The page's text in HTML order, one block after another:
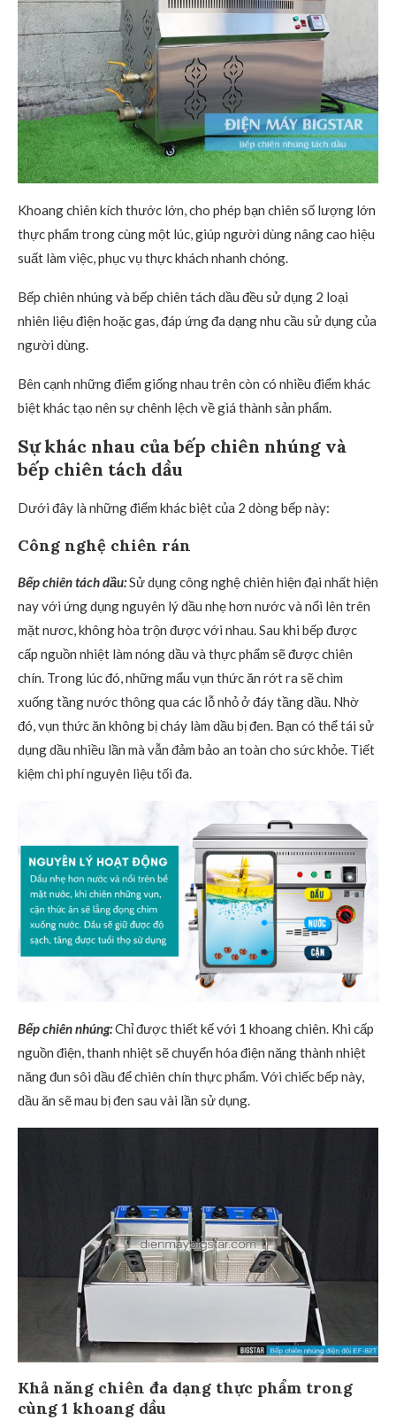
Khoang chiên kích thước lớn, cho phép bạn chiên số lượng lớn
thực phẩm trong cùng một lúc, giúp người dùng nâng cao hiệu
suất làm việc, phục vụ thực khách nhanh chóng.
Bếp chiên nhúng và bếp chiên tách dầu đều sử dụng 2 loại
nhiên liệu điện hoặc gas, đáp ứng đa dạng nhu cầu sử dụng của
người dùng.
Bên cạnh những điểm giống nhau trên còn có nhiều điểm khác
biệt khác tạo nên sự chênh lệch về giá thành sản phẩm.
Sự khác nhau của bếp chiên nhúng và
bếp chiên tách dầu
Dưới đây là những điểm khác biệt của 2 dòng bếp này:
Công nghệ chiên rán
Bếp chiên tách dầu:Sử dụng công nghệ chiên hiện đại nhất hiện
nay với ứng dụng nguyên lý dầu nhẹ hơn nước và nổi lên trên
mặt nươc, không hòa trộn được với nhau. Sau khi bếp được
cấp nguồn nhiệt làm nóng dầu và thực phẩm sẽ được chiên
chín. Trong lúc đó, những mẩu vụn thức ăn rớt ra sẽ chìm
xuống tầng nước thông qua các lỗ nhỏ ở đáy tầng dầu. Nhờ
đó, vụn thức ăn không bị cháy làm dầu bị đen. Bạn có thể tái sử
dụng dầu nhiều lần mà vẫn đảm bảo an toàn cho sức khỏe. Tiết
kiệm chi phí nguyên liệu tối đa.
Bếp chiên nhúng:Chỉ được thiết kế với 1 khoang chiên. Khi cấp
nguồn điện, thanh nhiệt sẽ chuyển hóa điện năng thành nhiệt
năng đun sôi dầu để chiên chín thực phẩm. Với chiếc bếp này,
dầu ăn sẽ mau bị đen sau vài lần sử dụng.
Khả năng chiên đa dạng thực phẩm trong
cùng 1 khoang dầu